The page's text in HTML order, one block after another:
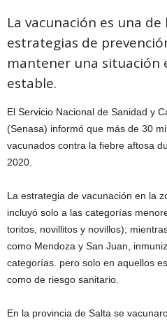
La vacunación es una
estrategias de
mantener una situación
estable.
El Servicio Nacional de Sanidad y
(Senasa) informó que más de 30
vacunados contra la fiebre aftosa
2020.
La estrategia de vacunación en la
incluyó solo a las categorías
toritos, novillitos y novillos);
como Mendoza y San Juan,
categorías. pero solo en aquellos
como de riesgo sanitario.
En la provincia de Salta se